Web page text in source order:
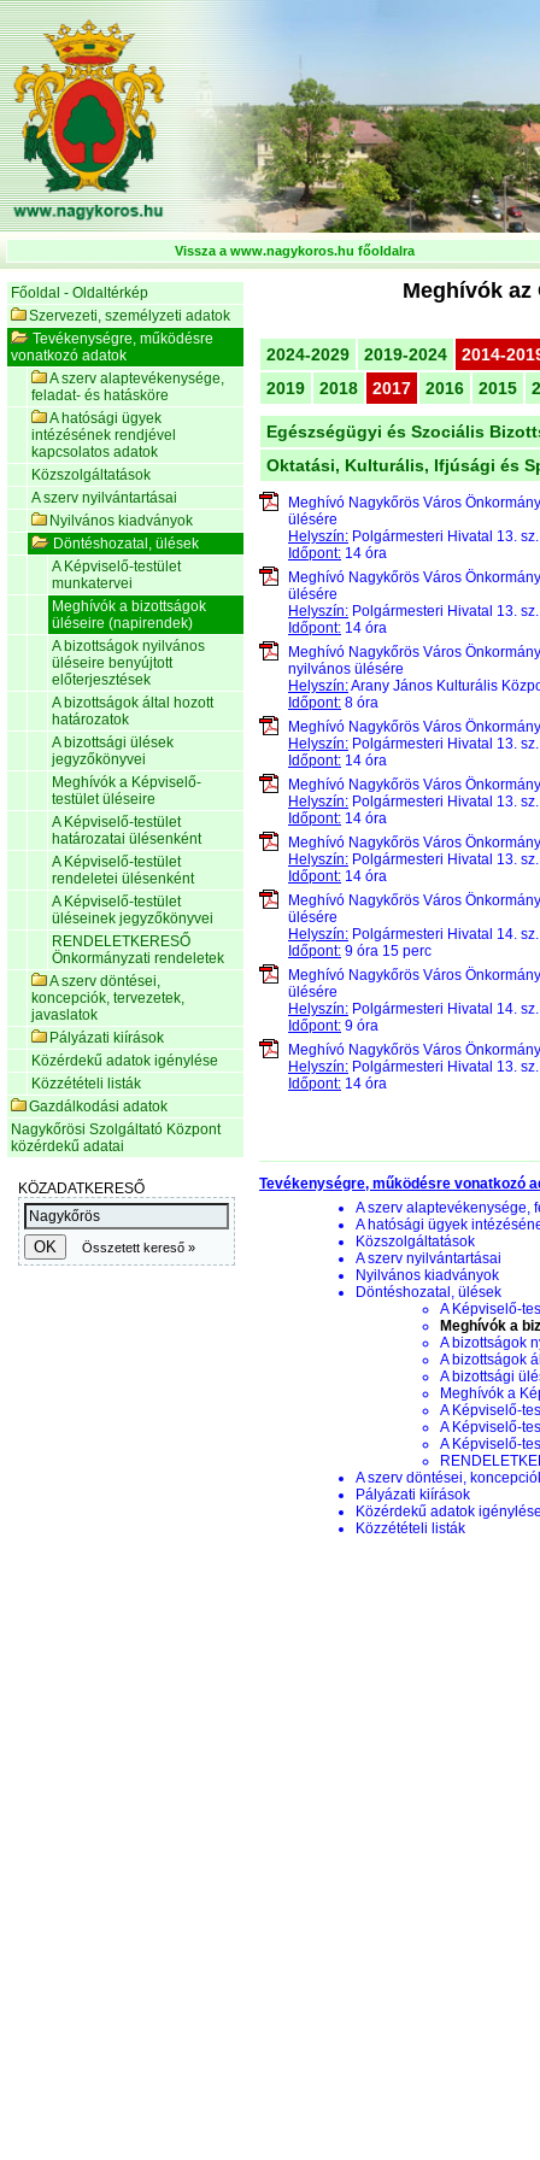
Vissza a www.nagykoros.hu főoldalra
Főoldal - Oldaltérkép
Szervezeti, személyzeti adatok
Tevékenységre, működésre
vonatkozó adatok
A szerv alaptevékenysége,
feladat- és hatásköre
A hatósági ügyek
intézésének rendjével
kapcsolatos adatok
Közszolgáltatások
A szerv nyilvántartásai
Nyilvános kiadványok
Döntéshozatal, ülések
A Képviselő-testület
munkatervei
Meghívók a bizottságok
üléseire (napirendek)
A bizottságok nyilvános
üléseire benyújtott
előterjesztések
A bizottságok által hozott
határozatok
A bizottsági ülések
jegyzőkönyvei
Meghívók a Képviselő-
testület üléseire
A Képviselő-testület
határozatai ülésenként
A Képviselő-testület
rendeletei ülésenként
A Képviselő-testület
üléseinek jegyzőkönyvei
RENDELETKERESŐ
Önkormányzati rendeletek
A szerv döntései,
koncepciók, tervezetek,
javaslatok
Pályázati kiírások
Közérdekű adatok igénylése
Közzétételi listák
Gazdálkodási adatok
Nagykőrösi Szolgáltató Központ
közérdekű adatai
Meghívók
2024-2029 2019-2024
2014-
2019
2018 2017 2016 2015
Egészségügyi és Szociális
Oktatási, Kulturális, Ifjúsági és
Meghívó Nagykőrös Város
ülésére
Helyszín: Polgármesteri Hivatal 13.
Időpont: 14 óra
Meghívó Nagykőrös Város
ülésére
Helyszín: Polgármesteri Hivatal 13.
Időpont: 14 óra
Meghívó Nagykőrös Város
nyilvános ülésére
Helyszín:Arany János Kulturális
Időpont: 8 óra
Meghívó Nagykőrös Város
Helyszín: Polgármesteri Hivatal 13.
Időpont: 14 óra
Meghívó Nagykőrös Város
Helyszín: Polgármesteri Hivatal 13.
Időpont: 14 óra
Meghívó Nagykőrös Város
Helyszín: Polgármesteri Hivatal 13.
Időpont: 14 óra
Meghívó Nagykőrös Város
ülésére
Helyszín: Polgármesteri Hivatal 14.
Időpont: 9 óra 15 perc
Meghívó Nagykőrös Város
ülésére
Helyszín: Polgármesteri Hivatal 14.
Időpont: 9 óra
Meghívó Nagykőrös Város
Helyszín: Polgármesteri Hivatal 13.
Időpont: 14 óra
Tevékenységre, működésre vonatkozó
A szerv alaptevékenysége,
A hatósági ügyek
Közszolgáltatások
A szerv nyilvántartásai
Nyilvános kiadványok
Döntéshozatal, ülések
A Képviselő-
Meghívók a
A bizottságok
A bizottságok
A bizottsági
Meghívók a
A Képviselő-
A Képviselő-
A Képviselő-
A szerv döntései,
Pályázati kiírások
Közérdekű adatok
Közzétételi listák